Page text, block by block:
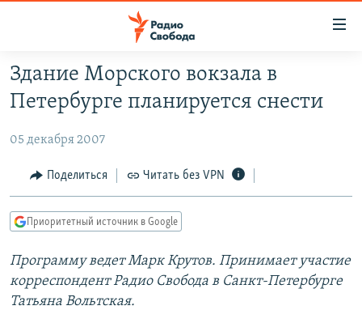
упрощенного
доступа
содержанию
Вернутся
навигации
Вернутся
ПРОГРАММЫ
ПОДКАСТЫ
АВТОРСКИЕ ПРОЕКТЫ
ЦИТАТЫ СВОБОДЫ
КУЛЬТУРА
IDEL.РЕАЛИИ
КАВКАЗ.РЕАЛИИ
Здание Морского вокзала в
Петербурге планируется снести
05 декабря 2007
Поделиться Читать без VPN
Приоритетный источник в Google
Программу ведет Марк Крутов. Принимает участие
корреспондент Радио Свобода в Санкт-Петербурге
Татьяна Вольтская.